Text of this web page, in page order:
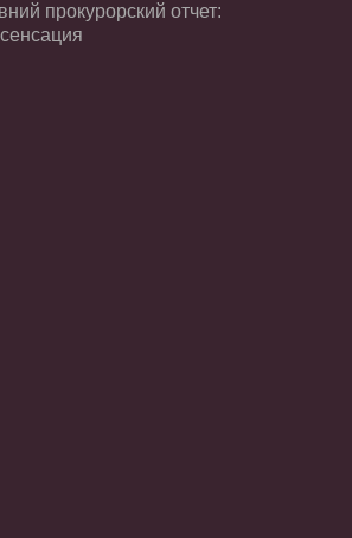
прокурорский отчет: